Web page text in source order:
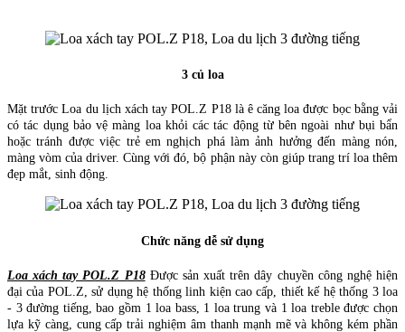
3 củ loa
Mặt trước Loa du lịch xách tay POL.Z P18 là ê căng loa được bọc bằng vải
có tác dụng bảo vệ màng loa khỏi các tác động từ bên ngoài như bụi bẩn
hoặc tránh được việc trẻ em nghịch phá làm ảnh hưởng đến màng nón,
màng vòm của driver. Cùng với đó, bộ phận này còn giúp trang trí loa thêm
đẹp mắt, sinh động.
Chức năng dễ sử dụng
Loa xách tay POL.Z P18Được sản xuất trên dây chuyền công nghệ hiện
đại của POL.Z, sử dụng hệ thống linh kiện cao cấp, thiết kế hệ thống 3 loa
- 3 đường tiếng, bao gồm 1 loa bass, 1 loa trung và 1 loa treble được chọn
lựa kỹ càng, cung cấp trải nghiệm âm thanh mạnh mẽ và không kém phần